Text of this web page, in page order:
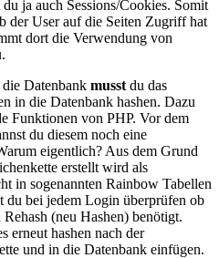
ja auch Sessions/Cookies. Somit
der User auf die Seiten Zugriff hat
dort die Verwendung von
Datenbank musst du das
in die Datenbank hashen. Dazu
Funktionen von PHP. Vor dem
du diesem noch eine
eigentlich? Aus dem Grund
erstellt wird als
in sogenannten Rainbow Tabellen
du bei jedem Login überprüfen ob
(neu Hashen) benötigt.
erneut hashen nach der
und in die Datenbank einfügen.